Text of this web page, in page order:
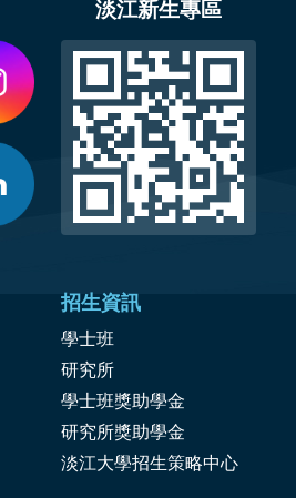
淡江新生專區
招生資訊
學士班
研究所
學士班獎助學金
研究所獎助學金
淡江大學招生策略中心